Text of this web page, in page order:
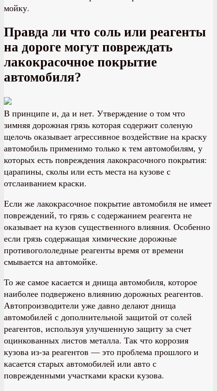
мойку.
Правда ли что соль или реагенты
на дороге могут повреждать
лакокрасочное покрытие
автомобиля?
В принципе и, да и нет. Утверждение о том что
зимняя дорожная грязь которая содержит соленую
щелочь оказывает агрессивное воздействие на краску
автомобиль применимо только к тем автомобилям, у
которых есть повреждения лакокрасочного покрытия:
царапины, сколы или есть места на кузове с
отслаиванием краски.
Если же лакокрасочное покрытие автомобиля не имеет
повреждений, то грязь с содержанием реагента не
оказывает на кузов существенного влияния. Особенно
если грязь содержащая химические дорожные
противогололедные реагенты время от времени
смывается на автомойке.
То же самое касается и днища автомобиля, которое
наиболее подвержено влиянию дорожных реагентов.
Автопроизводители уже давно делают днища
автомобилей с дополнительной защитой от солей
реагентов, используя улучшенную защиту за счет
оцинкованных листов металла. Так что коррозия
кузова из-за реагентов — это проблема прошлого и
касается старых автомобилей или авто с
поврежденными участками краски кузова.